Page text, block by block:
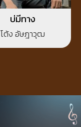
บ่มีทาง
โต้ง อัษฎาวุฒ